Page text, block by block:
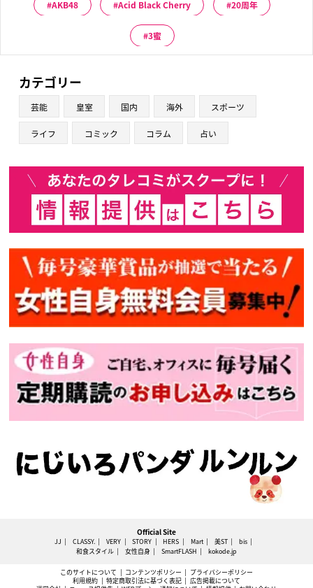
AKB48 Acid Black Cherry 20周年
3蜜
カテゴリー
芸能 皇室 国内 海外 スポーツ
ライフ コミック コラム 占い
Official Site
JJ CLASSY. VERY STORY HERS Mart 美ST
bis
和食スタイル
女性自身 SmartFLASH kokode.jp
このサイトについて コンテンツポリシー
プライバシーポリシー
利用規約
特定商取引法に基づく表記
広告掲載について